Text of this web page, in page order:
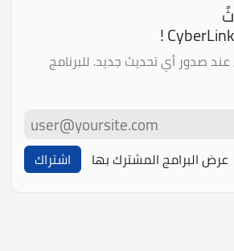
صدور أي تحديث جديد. للبرنامج
عرض البرامج المشترك بها اشتراك